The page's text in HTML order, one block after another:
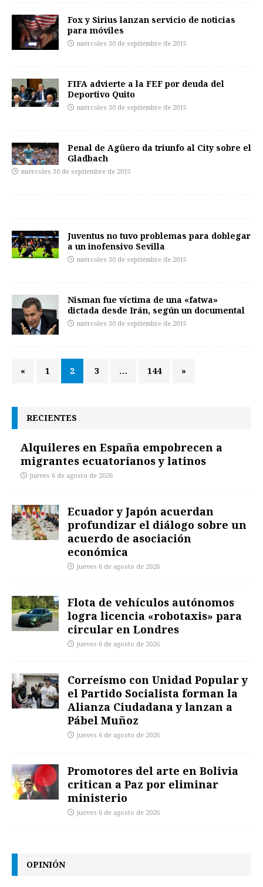
Fox y Sirius lanzan servicio de noticias
para móviles
miércoles 30 de septiembre de 2015
FIFA advierte a la FEF por deuda del
Deportivo Quito
miércoles 30 de septiembre de 2015
Penal de Agüero da triunfo al City sobre el
Gladbach
miércoles 30 de septiembre de 2015
Juventus no tuvo problemas para doblegar
a un inofensivo Sevilla
miércoles 30 de septiembre de 2015
Nisman fue víctima de una «fatwa»
dictada desde Irán, según un documental
miércoles 30 de septiembre de 2015
« 1 2 3 … 144 »
RECIENTES
Alquileres en España empobrecen a
migrantes ecuatorianos y latinos
jueves 6 de agosto de 2026
Ecuador y Japón acuerdan
profundizar el diálogo sobre un
acuerdo de asociación
económica
jueves 6 de agosto de 2026
Flota de vehículos autónomos
logra licencia «robotaxis» para
circular en Londres
jueves 6 de agosto de 2026
Correísmo con Unidad Popular y
el Partido Socialista forman la
Alianza Ciudadana y lanzan a
Pábel Muñoz
jueves 6 de agosto de 2026
Promotores del arte en Bolivia
critican a Paz por eliminar
ministerio
jueves 6 de agosto de 2026
OPINIÓN